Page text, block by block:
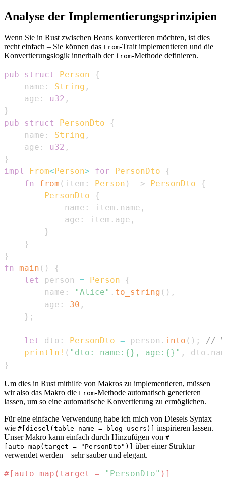
Analyse der Implementierungsprinzipien
Wenn Sie in Rust zwischen Beans konvertieren möchten, ist dies
recht einfach – Sie können das From-Trait implementieren und die
Konvertierungslogik innerhalb der from-Methode definieren.
pub struct Person
{
    name
: String ,
    age
: u32 ,
}
pub
struct PersonDto
{
    name
: String ,
    age
: u32 ,
}
impl
From<Person> for PersonDto
{
fn
from ( item : Person ) -> PersonDto
{
PersonDto
{
            name
: item . name ,
            age
: item . age ,
}
}
}
fn
main ( )
{
let
person = Person
{
        name
: "Alice" . to_string ( ) ,
        age
: 30 ,
} ;
let dto : PersonDto = person . into ( ) ;
//
println! ( "dto: name:{}, age:{}" , dto .
}
Um dies in Rust mithilfe von Makros zu implementieren, müssen
wir also das Makro die From-Methode automatisch generieren
lassen, um so eine automatische Konvertierung zu ermöglichen.
Für eine einfache Verwendung habe ich mich von Diesels Syntax
wie #[diesel(table_name = blog_users)]
inspirieren lassen.
Unser Makro kann einfach durch Hinzufügen von #
[auto_map(target = "PersonDto")]
über einer Struktur
verwendet werden – sehr sauber und elegant.
#[auto_map(target = "PersonDto" )]